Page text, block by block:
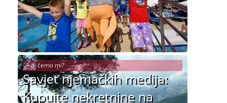
Savjet njemačkih medija:
Kupujte nekretnine na
A di ćemo mi?